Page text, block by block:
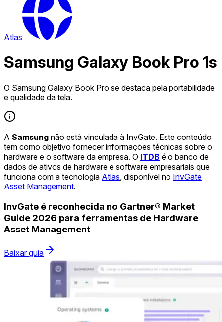
Atlas
Samsung Galaxy Book Pro 1s
O Samsung Galaxy Book Pro se destaca pela portabilidade
e qualidade da tela.
A Samsung não está vinculada à InvGate. Este conteúdo
tem como objetivo fornecer informações técnicas sobre o
hardware e o software da empresa. O ITDB é o banco de
dados de ativos de hardware e software empresariais que
funciona com a tecnologia Atlas , disponível no InvGate
Asset Management.
InvGate é reconhecida no Gartner® Market
Guide 2026 para ferramentas de Hardware
Asset Management
Baixar guia